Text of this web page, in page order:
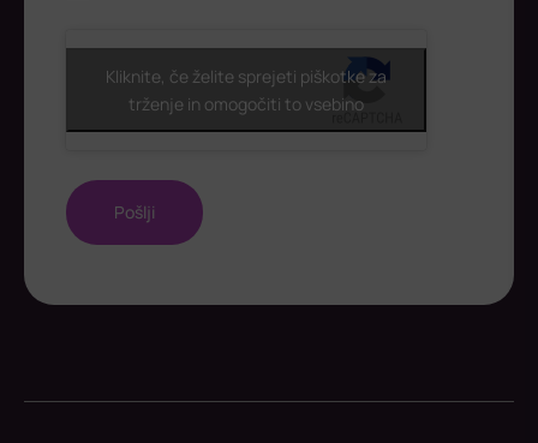
ReCaptcha
Kliknite, če želite sprejeti piškotke za
trženje in omogočiti to vsebino